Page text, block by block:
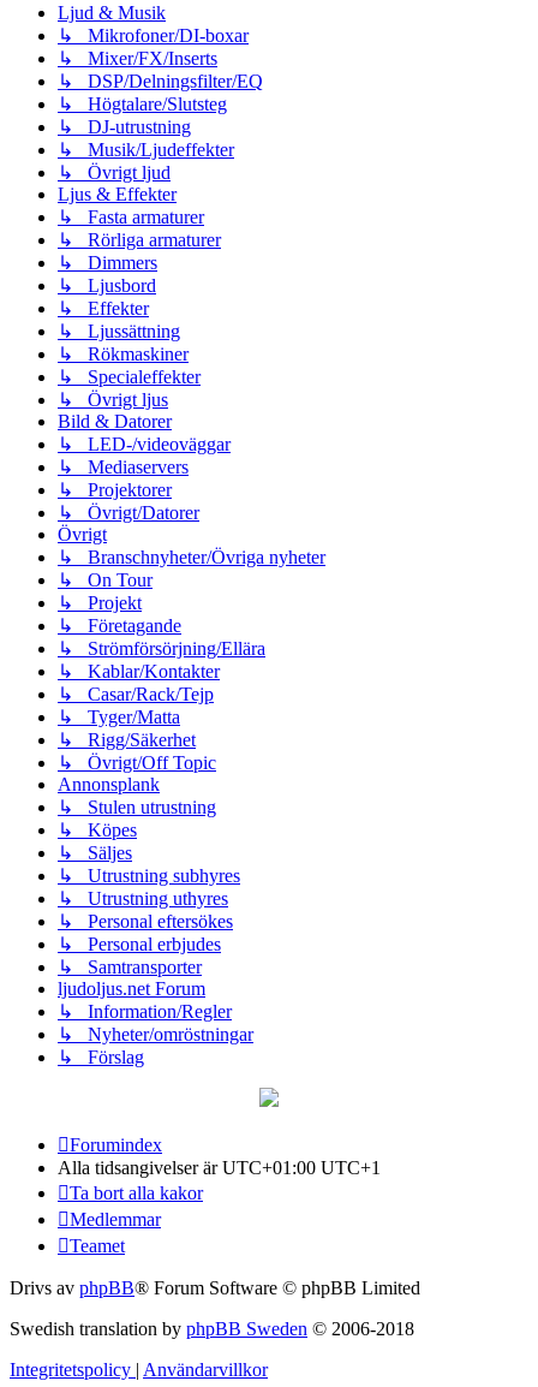
Ljud & Musik
↳ Mikrofoner/DI-boxar
↳ Mixer/FX/Inserts
↳ DSP/Delningsfilter/EQ
↳ Högtalare/Slutsteg
↳ DJ-utrustning
↳ Musik/Ljudeffekter
↳ Övrigt ljud
Ljus & Effekter
↳ Fasta armaturer
↳ Rörliga armaturer
↳ Dimmers
↳ Ljusbord
↳ Effekter
↳ Ljussättning
↳ Rökmaskiner
↳ Specialeffekter
↳ Övrigt ljus
Bild & Datorer
↳ LED-/videoväggar
↳ Mediaservers
↳ Projektorer
↳ Övrigt/Datorer
Övrigt
↳ Branschnyheter/Övriga nyheter
↳ On Tour
↳ Projekt
↳ Företagande
↳ Strömförsörjning/Ellära
↳ Kablar/Kontakter
↳ Casar/Rack/Tejp
↳ Tyger/Matta
↳ Rigg/Säkerhet
↳ Övrigt/Off Topic
Annonsplank
↳ Stulen utrustning
↳ Köpes
↳ Säljes
↳ Utrustning subhyres
↳ Utrustning uthyres
↳ Personal eftersökes
↳ Personal erbjudes
↳ Samtransporter
ljudoljus.net Forum
↳ Information/Regler
↳ Nyheter/omröstningar
↳ Förslag
Forumindex
Alla tidsangivelser är UTC+01:00 UTC+1
Ta bort alla kakor
Medlemmar
Teamet
Drivs av phpBB® Forum Software © phpBB Limited
Swedish translation by phpBB Sweden © 2006-2018
Integritetspolicy | Användarvillkor